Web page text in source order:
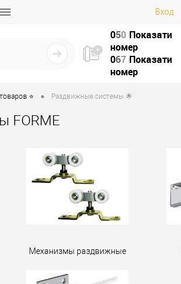
Вход
050 Показати
номер
067 Показати
номер
⭐ • Раздвижные системы 🌟
FORME
Механизмы раздвижные